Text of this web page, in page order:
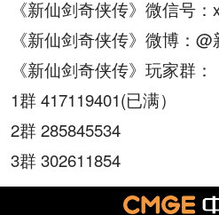
《新仙剑奇侠传》微信号：
《新仙剑奇侠传》微博：@
《新仙剑奇侠传》玩家群：
1群417119401(已满）
2群285845534
3群302611854